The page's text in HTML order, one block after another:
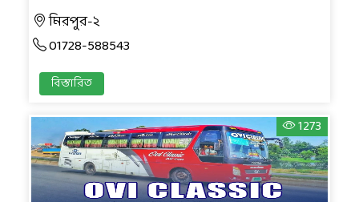
মিরপুর-২
01728-588543
বিস্তারিত
1273